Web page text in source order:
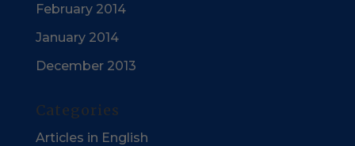
February 2014
January 2014
December 2013
Categories
Articles in English